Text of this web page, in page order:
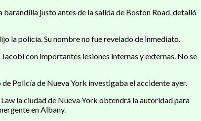
justo antes de la salida de Boston Road, detalló
la policía. Su nombre no fue revelado de inmediato.
con importantes lesiones internas y externas. No se
Policía de Nueva York investigaba el accidente ayer.
la ciudad de Nueva York obtendrá la autoridad para
en Albany.